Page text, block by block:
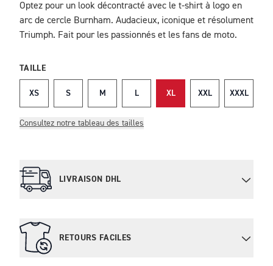
DESCRIPTION
Optez pour un look décontracté avec le t-shirt à logo en
arc de cercle Burnham. Audacieux, iconique et résolument
Triumph. Fait pour les passionnés et les fans de moto.
TAILLE
XS S M L XL XXL XXXL
Consultez notre tableau des tailles
LIVRAISON DHL
RETOURS FACILES